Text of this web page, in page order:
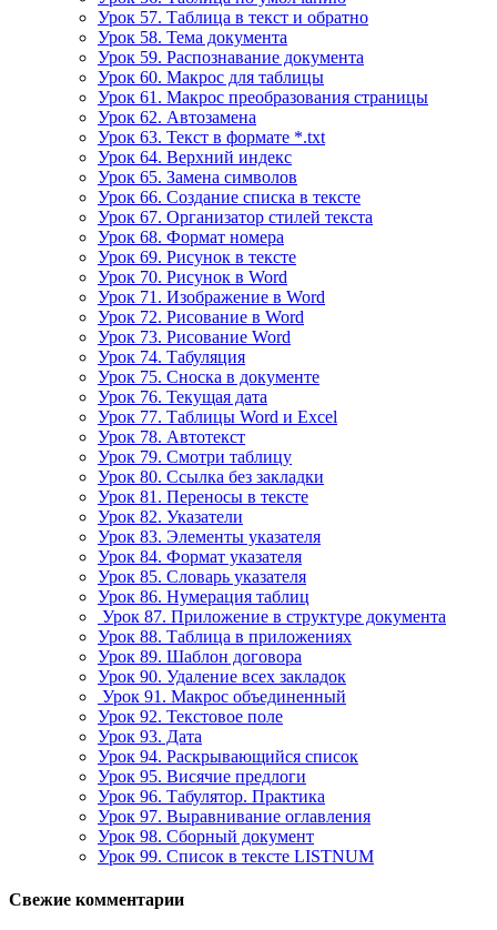
Урок 57. Таблица в текст и обратно
Урок 58. Тема документа
Урок 59. Распознавание документа
Урок 60. Макрос для таблицы
Урок 61. Макрос преобразования страницы
Урок 62. Автозамена
Урок 63. Текст в формате *.txt
Урок 64. Верхний индекс
Урок 65. Замена символов
Урок 66. Создание списка в тексте
Урок 67. Организатор стилей текста
Урок 68. Формат номера
Урок 69. Рисунок в тексте
Урок 70. Рисунок в Word
Урок 71. Изображение в Word
Урок 72. Рисование в Word
Урок 73. Рисование Word
Урок 74. Табуляция
Урок 75. Сноска в документе
Урок 76. Текущая дата
Урок 77. Таблицы Word и Excel
Урок 78. Автотекст
Урок 79. Смотри таблицу
Урок 80. Ссылка без закладки
Урок 81. Переносы в тексте
Урок 82. Указатели
Урок 83. Элементы указателя
Урок 84. Формат указателя
Урок 85. Словарь указателя
Урок 86. Нумерация таблиц
Урок 87. Приложение в структуре документа
Урок 88. Таблица в приложениях
Урок 89. Шаблон договора
Урок 90. Удаление всех закладок
Урок 91. Макрос объединенный
Урок 92. Текстовое поле
Урок 93. Дата
Урок 94. Раскрывающийся список
Урок 95. Висячие предлоги
Урок 96. Табулятор. Практика
Урок 97. Выравнивание оглавления
Урок 98. Сборный документ
Урок 99. Список в тексте LISTNUM
Свежие комментарии